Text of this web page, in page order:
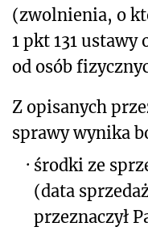
(zwolnienia, o
1 pkt 131
od osób
Z opisanych
sprawy wynika
· środki ze
(data
przeznaczył